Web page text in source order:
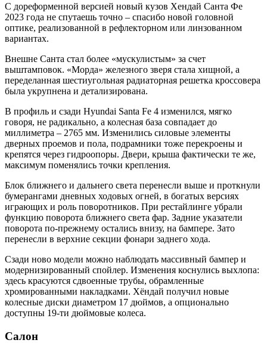
С дореформенной версией новый кузов Хендай Санта Фе
2023 года не спутаешь точно – спасибо новой головной
оптике, реализованной в рефлекторном или линзованном
вариантах.
Внешне Санта стал более «мускулистым» за счет
выштамповок. «Морда» железного зверя стала хищной, а
переделанная шестиугольная радиаторная решетка кроссовера
была укрупнена и детализирована.
В профиль и сзади Hyundai Santa Fe 4 изменился, мягко
говоря, не радикально, а колесная база совпадает до
миллиметра – 2765 мм. Изменились силовые элементы
дверных проемов и пола, подрамники тоже перекроены и
крепятся через гидроопоры. Двери, крыша фактически те же,
максимум поменялись точки крепления.
Блок ближнего и дальнего света перенесли выше и проткнули
бумерангами дневных ходовых огней, в богатых версиях
играющих и роль поворотников. При рестайлинге убрали
функцию поворота ближнего света фар. Задние указатели
поворота по-прежнему остались внизу, на бампере. Зато
перенесли в верхние секции фонари заднего хода.
Сзади ново модели можно наблюдать массивный бампер и
модернизированный спойлер. Изменения коснулись выхлопа:
здесь красуются сдвоенные трубы, обрамленные
хромированными накладками. Хёндай получил новые
колесные диски диаметром 17 дюймов, а опционально
доступны 19-ти дюймовые колеса.
Салон